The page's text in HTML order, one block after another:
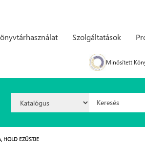
Szolgáltatások
Minősített
Option:
Keresés
HOLD EZÜSTJE